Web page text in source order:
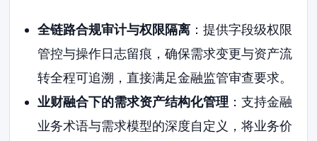
全链路合规审计与权限隔离：提供字段级权限
管控与操作日志留痕，确保需求变更与资产流
转全程可追溯，直接满足金融监管审查要求。
业财融合下的需求资产结构化管理 ：支持金融
业务术语与需求模型的深度自定义，将业务价